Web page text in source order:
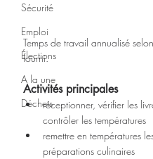
Sécurité
Emploi
Élections
A la une
Déchets
Temps de travail annualisé
fourni.
Activités principales
réceptionner, vérifier les
contrôler les températures
remettre en températures
préparations culinaires